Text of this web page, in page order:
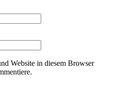
Website in diesem Browser